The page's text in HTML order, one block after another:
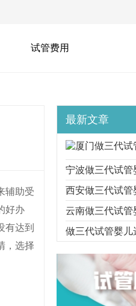
试管费用
辅助受
好办
有达到
，选择
最新文章
宁波做三代试管
选择医院时要多
西安做三代试管
好？医院的收费
云南做三代试
三家医院都可以
做三代试管婴儿